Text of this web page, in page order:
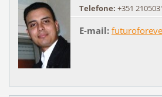
Telefone: +351
E-mail: